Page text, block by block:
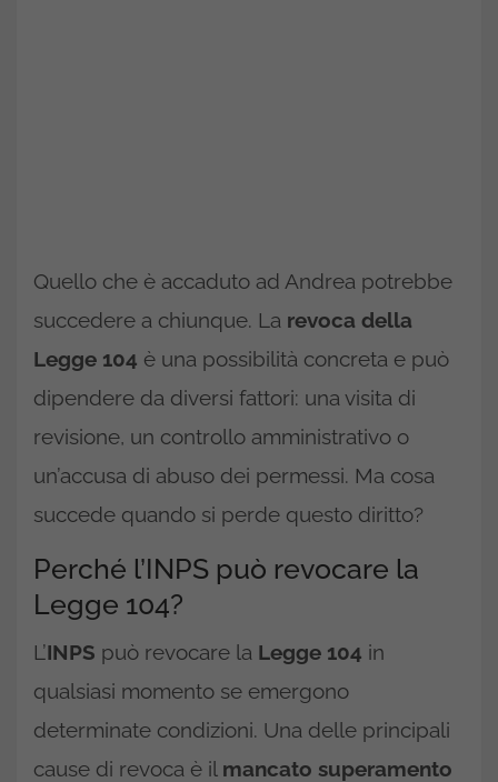
Quello che è accaduto ad Andrea potrebbe
succedere a chiunque. La revoca della
Legge 104 è una possibilità concreta e può
dipendere da diversi fattori: una visita di
revisione, un controllo amministrativo o
un’accusa di abuso dei permessi. Ma cosa
succede quando si perde questo diritto?
Perché l’INPS può revocare la
Legge 104?
L’INPS può revocare la Legge 104 in
qualsiasi momento se emergono
determinate condizioni. Una delle principali
cause di revoca è il mancato superamento